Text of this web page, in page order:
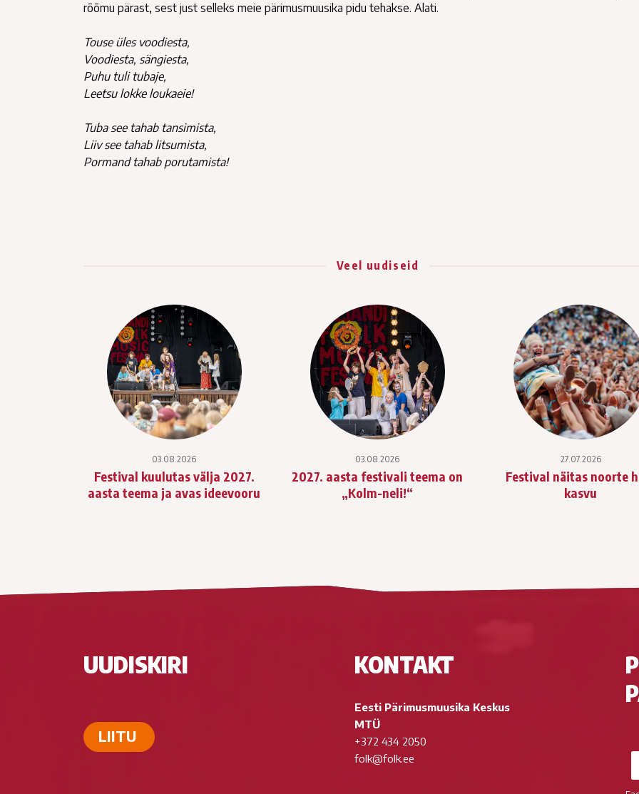
rõõmu pärast, sest just selleks meie pärimusmuusika pidu tehakse. Alati.
Touse üles voodiesta,
Voodiesta, sängiesta,
Puhu tuli tubaje,
Leetsu lokke loukaeie!
Tuba see tahab tansimista,
Liiv see tahab litsumista,
Pormand tahab porutamista!
Veel uudiseid
03.08.2026
Festival kuulutas välja 2027.
aasta teema ja avas ideevooru
03.08.2026
2027. aasta festivali teema on
„Kolm-neli!“
27.07.2026
Festival näitas noorte
kasvu
UUDISKIRI
LIITU
KONTAKT
Eesti Pärimusmuusika Keskus
MTÜ
+372 434 2050
folk@folk.ee